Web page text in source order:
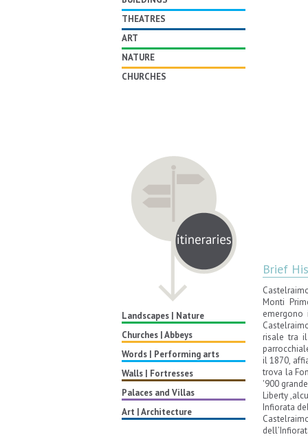
THEATRES
ART
NATURE
CHURCHES
Landscapes | Nature
Churches | Abbeys
Words | Performing arts
Walls | Fortresses
Palaces and Villas
Art | Architecture
Brief
Monti
risale tra
il 1870,
trova la
'900
Liberty
Infiorata